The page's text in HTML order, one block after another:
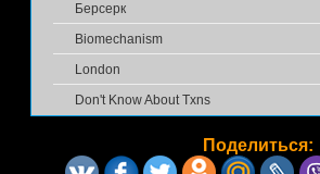
Берсерк
Biomechanism
London
Don't Know About Txns
Поделиться: